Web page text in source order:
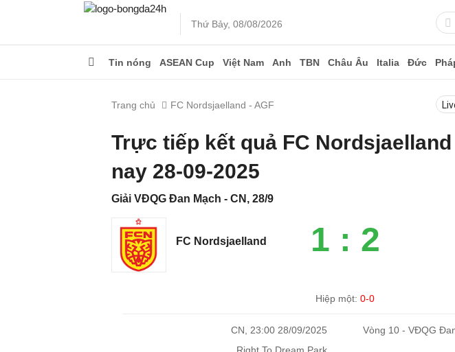
Thứ Bảy, 08/08/2026
Tin nóng ASEAN Cup Việt Nam Anh TBN Châu Âu Italia Đức
Trang chủ FC Nordsjaelland - AGF
Trực tiếp kết quả FC
nay 28-09-2025
Giải VĐQG Đan Mạch - CN, 28/9
FC Nordsjaelland 1 : 2
Hiệp một:0-0
CN, 23:00 28/09/2025
Vòng 10 - VĐQG